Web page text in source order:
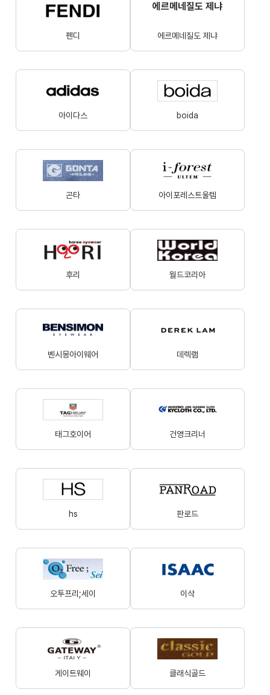
펜디
에르메네질도 제냐
에르메네질도 제냐
아이다스 boida
곤타 아이포레스트울템
후리 월드코리아
벤시몽아이웨어 데렉램
태그호이어 건영크리너
hs 판로드
오투프리;세이 이삭
게이트웨이 클래식골드